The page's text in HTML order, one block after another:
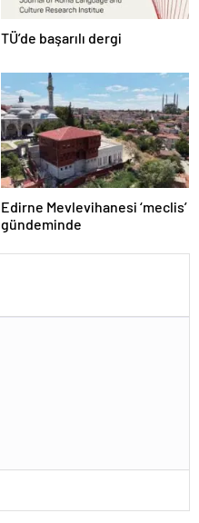
TÜ’de başarılı dergi
Edirne Mevlevihanesi ‘meclis’
gündeminde